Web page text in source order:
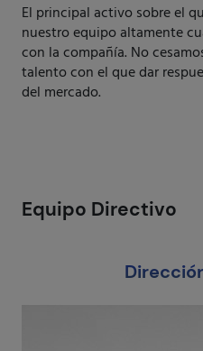
El principal activo sobre el
nuestro equipo altamente
con la compañía. No
talento con el que dar
del mercado.
Equipo Directivo